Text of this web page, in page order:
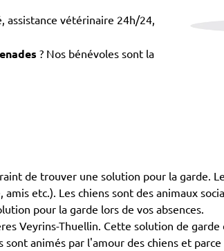
assistance vétérinaire 24h/24,
? Nos bénévoles sont la
de trouver une solution pour la garde.
etc.). Les chiens sont des animaux
pour la garde lors de vos absences.
Veyrins-Thuellin. Cette solution de
animés par l'amour des chiens et